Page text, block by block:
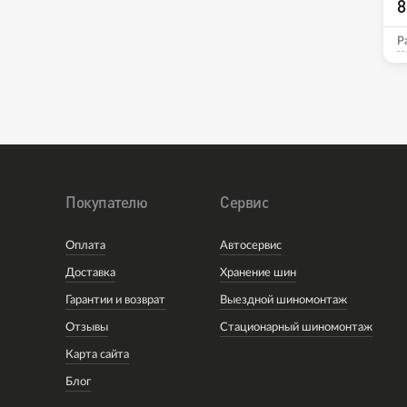
Покупателю
Оплата
Доставка
Гарантии и возврат
Отзывы
Карта сайта
Блог
Сервис
Автосервис
Хранение шин
Выездной шиномонтаж
Стационарный шиномонтаж